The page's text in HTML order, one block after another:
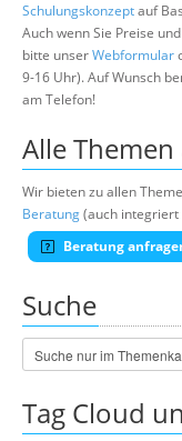
Schulungskonzeptauf
Auch wenn Sie Preise
bitte unserWebformular
9-16 Uhr). Auf Wunsch
am Telefon!
Alle
Wir bieten zu allen
Beratung(auch
Beratung
Suche
Tag Cloud